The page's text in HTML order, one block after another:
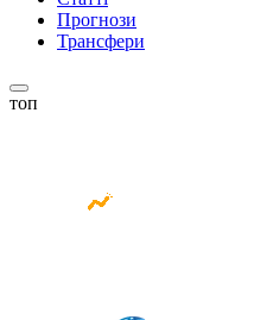
Прогнози
Трансфери
топ